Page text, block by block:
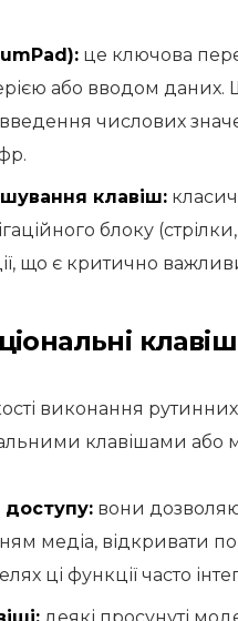
це ключова
або вводом
числових
клавіш:
блоку
що є критично
виконання рутинних
клавішами або
доступу: вони
медіа, відкривати
ці функції часто